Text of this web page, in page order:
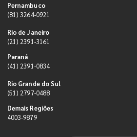
Pernambuco
(81) 3264-0921
Rio de Janeiro
(21) 2391-3161
Paraná
(41) 2391-0834
Rio Grande do Sul
(51) 2797-0488
Demais Regiões
4003-9879